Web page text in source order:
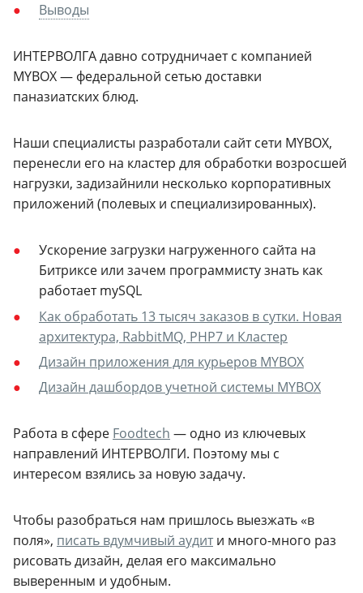
Выводы
ИНТЕРВОЛГА давно сотрудничает с компанией
MYBOX — федеральной сетью доставки
паназиатских блюд.
Наши специалисты разработали сайт сети MYBOX,
перенесли его на кластер для обработки возросшей
нагрузки, задизайнили несколько корпоративных
приложений (полевых и специализированных).
Ускорение загрузки нагруженного сайта на
Битриксе или зачем программисту знать как
работает mySQL
Как обработать 13 тысяч заказов в сутки. Новая
архитектура, RabbitMQ, PHP7 и Кластер
Дизайн приложения для курьеров MYBOX
Дизайн дашбордов учетной системы MYBOX
Работа в сфере Foodtech — одно из ключевых
направлений ИНТЕРВОЛГИ. Поэтому мы с
интересом взялись за новую задачу.
Чтобы разобраться нам пришлось выезжать «в
поля», писать вдумчивый аудити много-много раз
рисовать дизайн, делая его максимально
выверенным и удобным.